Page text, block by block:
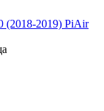
(2018-2019) PiAir